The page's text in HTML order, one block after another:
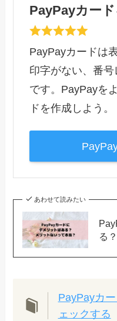
PayPayカー
PayPayカードは
印字がない、番
です。PayPayを
ドを作成しよう。
あわせて読みたい
る
PayPayカ
ェックする